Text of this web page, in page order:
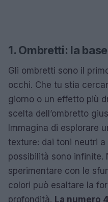
1. Ombretti: la
Gli ombretti sono il
occhi. Che tu stia
giorno o un effetto più
scelta dell’ombretto
Immagina di esplorare
texture: dai toni neutri
possibilità sono infinite.
sperimentare con le
colori può esaltare la
profondità. La numero